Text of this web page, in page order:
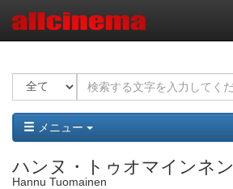
メニュー
ハンヌ・トゥオマインネン
Hannu Tuomainen